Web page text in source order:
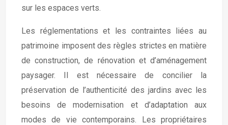
sur les espaces verts.
Les réglementations et les contraintes liées au
patrimoine imposent des règles strictes en matière
de construction, de rénovation et d’aménagement
paysager. Il est nécessaire de concilier la
préservation de l’authenticité des jardins avec les
besoins de modernisation et d’adaptation aux
modes de vie contemporains. Les propriétaires